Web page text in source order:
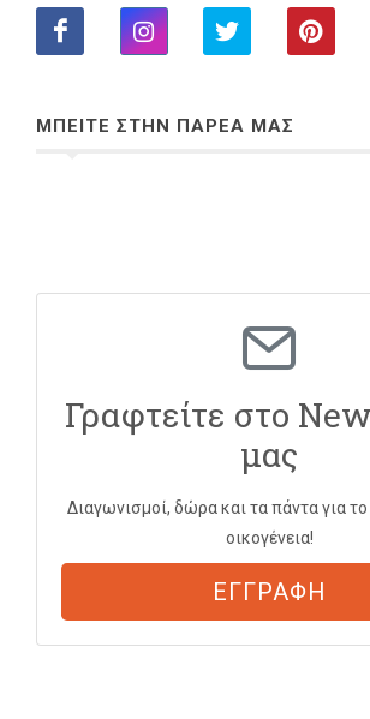
ΜΠΕΙΤΕ ΣΤΗΝ ΠΑΡΕΑ ΜΑΣ
Γραφτείτε στο
μας
Διαγωνισμοί, δώρα και τα πάντα για το
οικογένεια!
ΕΓΓΡΑΦΗ